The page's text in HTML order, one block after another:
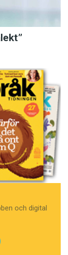
och digital